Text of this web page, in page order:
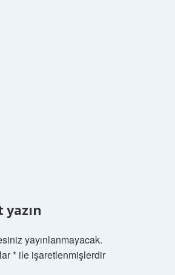
yazın
yayınlanmayacak.
*ile işaretlenmişlerdir